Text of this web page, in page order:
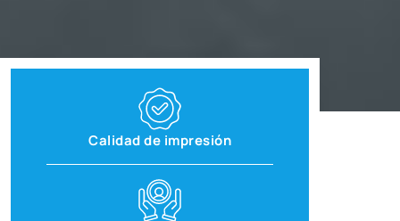
Calidad de impresión